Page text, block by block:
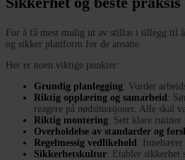
For å få mest mulig ut av stillas i tillegg til
og sikker plattform for de ansatte.
Her er noen viktige punkter:
Grundig planlegging: Vurder
Riktig opplæring og samarbeid :
reagere på nødsituasjoner. Alle skal
Riktig montering: Sett klare rutiner
Overholdelse av standarder og
Regelmessig vedlikehold : Innebærer
Sikkerhetskultur: Etabler sikkerhet